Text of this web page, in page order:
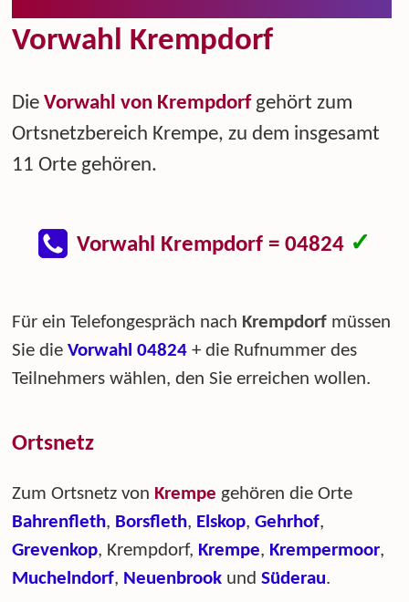
Vorwahl Krempdorf
DieVorwahl von Krempdorfgehört zum
Ortsnetzbereich Krempe, zu dem insgesamt
11 Orte gehören.
Vorwahl Krempdorf = 04824 ✓
Für ein Telefongespräch nach Krempdorf müssen
Sie dieVorwahl 04824 + die Rufnummer des
Teilnehmers wählen, den Sie erreichen wollen.
Ortsnetz
Zum Ortsnetz von Krempe gehören die Orte
Bahrenfleth, Borsfleth, Elskop,Gehrhof,
Grevenkop, Krempdorf, Krempe, Krempermoor,
Muchelndorf, Neuenbrook undSüderau.